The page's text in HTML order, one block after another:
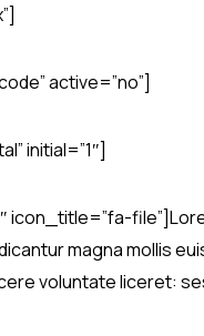
active=”no”]
initial=”1″]
icon_title=”fa-
magna mollis
voluntate liceret: